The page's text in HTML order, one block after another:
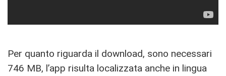
Per quanto riguarda il download, sono necessari
746 MB, l’app risulta localizzata anche in lingua